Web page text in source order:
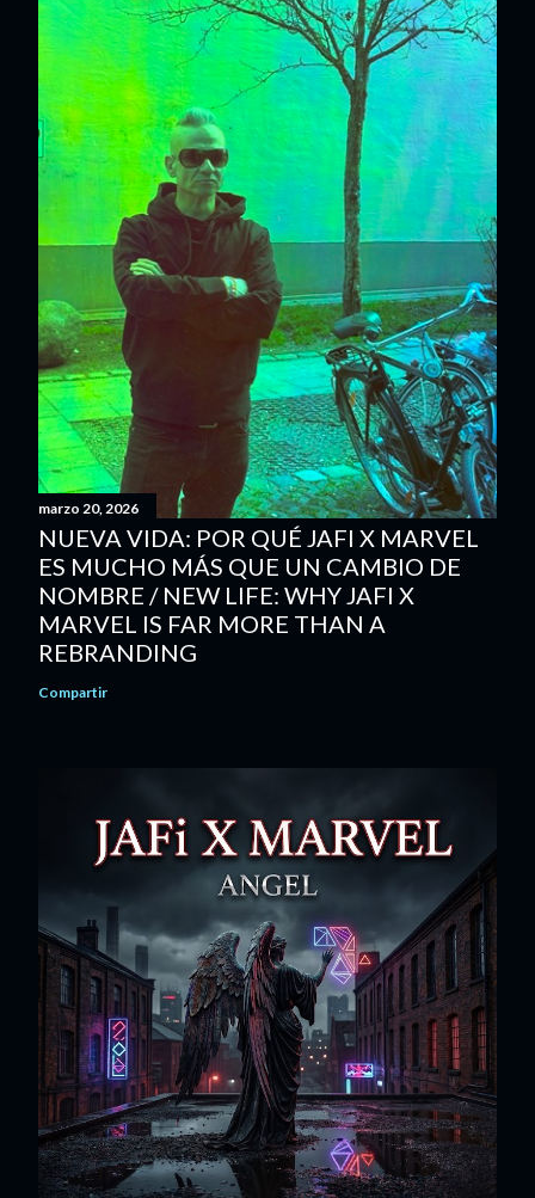
marzo 20, 2026
NUEVA VIDA: POR QUÉ JAFI X MARVEL
ES MUCHO MÁS QUE UN CAMBIO DE
NOMBRE / NEW LIFE: WHY JAFI X
MARVEL IS FAR MORE THAN A
REBRANDING
Compartir